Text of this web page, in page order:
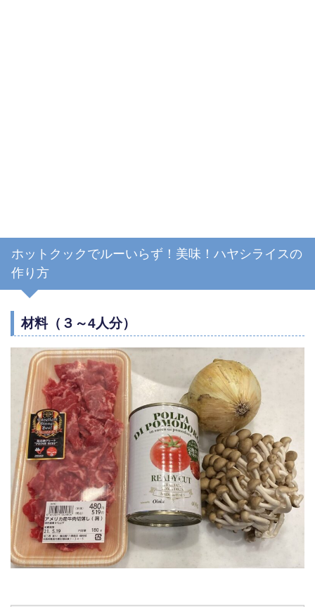
ホットクックでルーいらず！美味！ハヤシライスの
作り方
材料（３～4人分）